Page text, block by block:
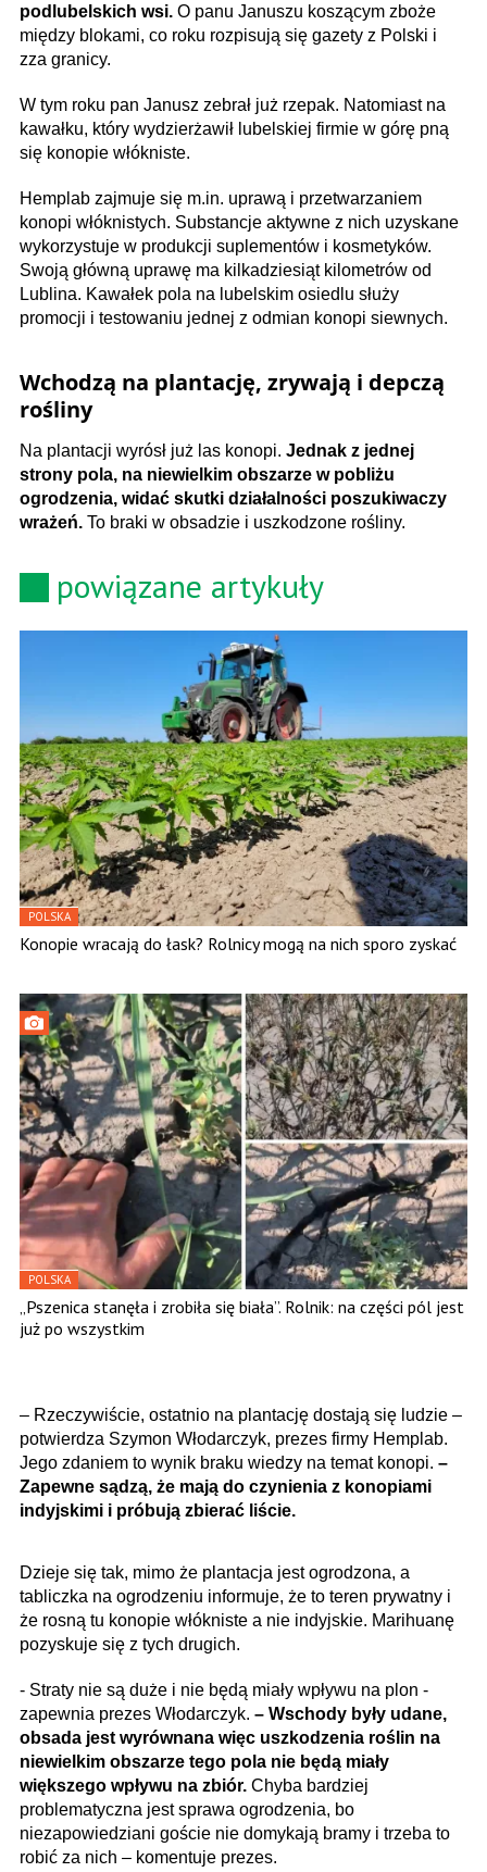
podlubelskich wsi. O panu Januszu koszącym zboże
między blokami, co roku rozpisują się gazety z Polski i
zza granicy.
W tym roku pan Janusz zebrał już rzepak. Natomiast na
kawałku, który wydzierżawił lubelskiej firmie w górę pną
się konopie włókniste.
Hemplab zajmuje się m.in. uprawą i przetwarzaniem
konopi włóknistych. Substancje aktywne z nich uzyskane
wykorzystuje w produkcji suplementów i kosmetyków.
Swoją główną uprawę ma kilkadziesiąt kilometrów od
Lublina. Kawałek pola na lubelskim osiedlu służy
promocji i testowaniu jednej z odmian konopi siewnych.
Wchodzą na plantację, zrywają i depczą
rośliny
Na plantacji wyrósł już las konopi. Jednak z jednej
strony pola, na niewielkim obszarze w pobliżu
ogrodzenia, widać skutki działalności poszukiwaczy
wrażeń. To braki w obsadzie i uszkodzone rośliny.
powiązane artykuły
POLSKA
Konopie wracają do łask? Rolnicy mogą na nich sporo zyskać
POLSKA
„Pszenica stanęła i zrobiła się biała”. Rolnik: na części pól jest
już po wszystkim
– Rzeczywiście, ostatnio na plantację dostają się ludzie –
potwierdza Szymon Włodarczyk, prezes firmy Hemplab.
Jego zdaniem to wynik braku wiedzy na temat konopi. –
Zapewne sądzą, że mają do czynienia z konopiami
indyjskimi i próbują zbierać liście.
Dzieje się tak, mimo że plantacja jest ogrodzona, a
tabliczka na ogrodzeniu informuje, że to teren prywatny i
że rosną tu konopie włókniste a nie indyjskie. Marihuanę
pozyskuje się z tych drugich.
- Straty nie są duże i nie będą miały wpływu na plon -
zapewnia prezes Włodarczyk. – Wschody były udane,
obsada jest wyrównana więc uszkodzenia roślin na
niewielkim obszarze tego pola nie będą miały
większego wpływu na zbiór. Chyba bardziej
problematyczna jest sprawa ogrodzenia, bo
niezapowiedziani goście nie domykają bramy i trzeba to
robić za nich – komentuje prezes.